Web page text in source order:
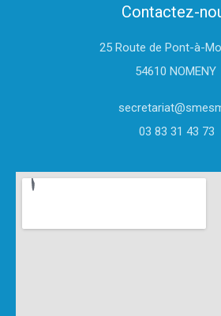
Contactez-
25 Route de Pont-à-
54610 NOMENY
03 83 31 43 73